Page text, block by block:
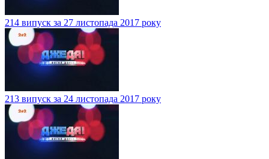
214 випуск за 27 листопада 2017 року
213 випуск за 24 листопада 2017 року